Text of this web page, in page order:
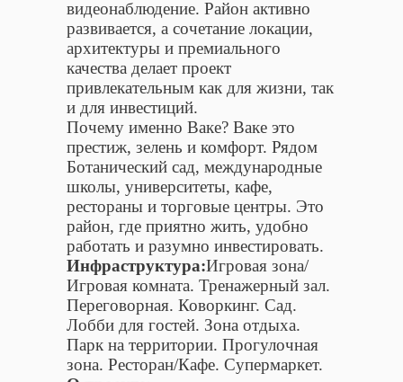
видеонаблюдение. Район активно
развивается, а сочетание локации,
архитектуры и премиального
качества делает проект
привлекательным как для жизни, так
и для инвестиций.
Почему именно Ваке? Ваке это
престиж, зелень и комфорт. Рядом
Ботанический сад, международные
школы, университеты, кафе,
рестораны и торговые центры. Это
район, где приятно жить, удобно
работать и разумно инвестировать.
Инфраструктура:Игровая зона/
Игровая комната. Тренажерный зал.
Переговорная. Коворкинг. Сад.
Лобби для гостей. Зона отдыха.
Парк на территории. Прогулочная
зона. Ресторан/Кафе. Супермаркет.